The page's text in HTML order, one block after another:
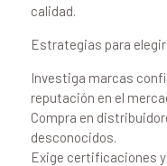
calidad.
Estrategias para
Investiga marcas
reputación en el
Compra en
desconocidos.
Exige certificaciones